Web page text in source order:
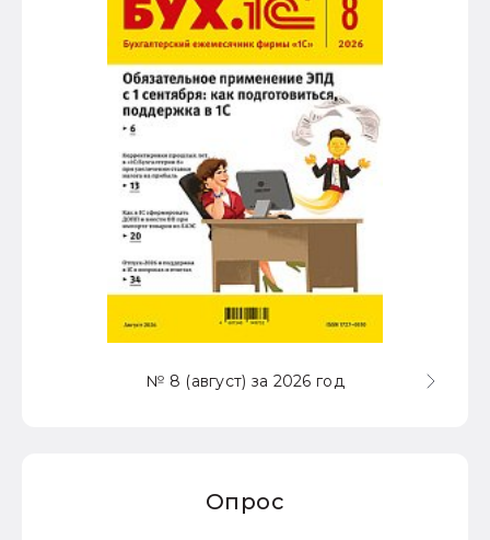
№ 8 (август) за 2026 год
Опрос